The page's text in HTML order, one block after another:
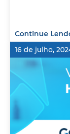
Continue
16 de julho,